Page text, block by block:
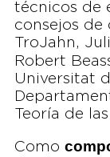
técnicos de
consejos de
TroJahn,
Robert
Universitat
Teoría de
Como